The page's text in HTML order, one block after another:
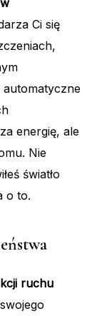
Ci się
energię, ale
Nie
światło
o to.
ruchu